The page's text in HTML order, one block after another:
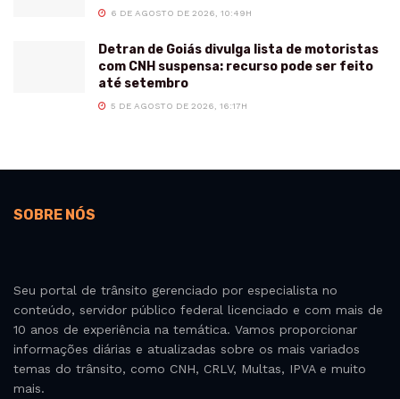
6 DE AGOSTO DE 2026, 10:49H
Detran de Goiás divulga lista de motoristas
com CNH suspensa: recurso pode ser feito
até setembro
5 DE AGOSTO DE 2026, 16:17H
SOBRE NÓS
Seu portal de trânsito gerenciado por especialista no
conteúdo, servidor público federal licenciado e com mais de
10 anos de experiência na temática. Vamos proporcionar
informações diárias e atualizadas sobre os mais variados
temas do trânsito, como CNH, CRLV, Multas, IPVA e muito
mais.